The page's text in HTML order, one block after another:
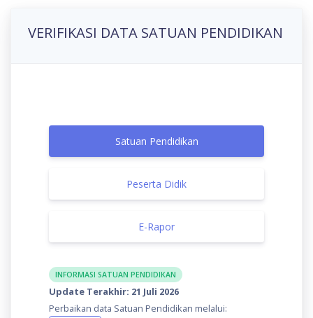
VERIFIKASI DATA SATUAN PENDIDIKAN
Satuan Pendidikan
Peserta Didik
E-Rapor
INFORMASI SATUAN PENDIDIKAN
Update Terakhir: 21 Juli 2026
Perbaikan data Satuan Pendidikan melalui: